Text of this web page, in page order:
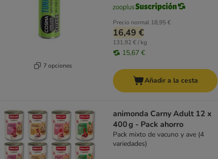
7 opciones
Precio normal 18,95 €
16,49 €
131,92 € / kg
15,67 €
Añadir a la cesta
animonda Carny Adult 12 x
400 g - Pack ahorro
Pack mixto de vacuno y ave (4
variedades)